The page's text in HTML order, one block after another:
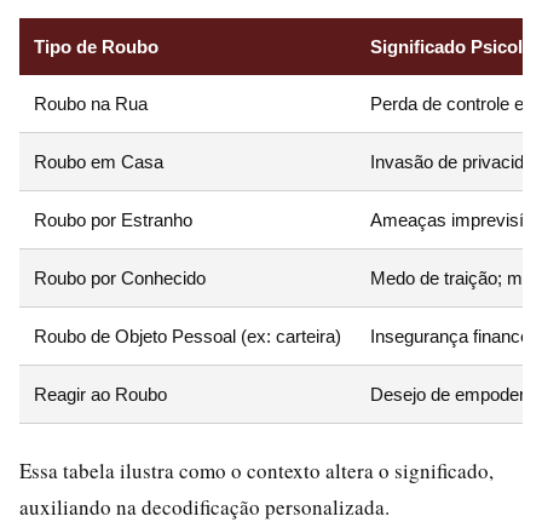
Tipo de Roubo Significado
Roubo na Rua Perda de controle
Roubo em Casa Invasão de
Roubo por Estranho Ameaças
Roubo por Conhecido Medo de traição;
Roubo de Objeto Pessoal (ex: carteira) Insegurança
Reagir ao Roubo Desejo de
Essa tabela ilustra como o contexto altera o significado,
auxiliando na decodificação personalizada.